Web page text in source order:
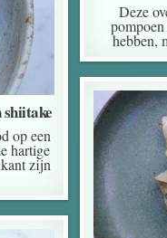
Deze
hebben,
shiitake
op een
hartige
zijn